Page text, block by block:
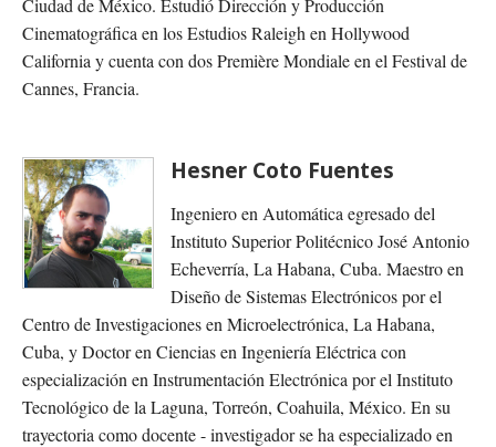
Ciudad de México. Estudió Dirección y Producción
Cinematográfica en los Estudios Raleigh en Hollywood
California y cuenta con dos Première Mondiale en el Festival de
Cannes, Francia.
Hesner Coto Fuentes
Ingeniero en Automática egresado del
Instituto Superior Politécnico José Antonio
Echeverría, La Habana, Cuba. Maestro en
Diseño de Sistemas Electrónicos por el
Centro de Investigaciones en Microelectrónica, La Habana,
Cuba, y Doctor en Ciencias en Ingeniería Eléctrica con
especialización en Instrumentación Electrónica por el Instituto
Tecnológico de la Laguna, Torreón, Coahuila, México. En su
trayectoria como docente - investigador se ha especializado en